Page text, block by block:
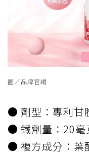
圖／品牌官網
● 劑型：專利甘
● 鐵劑量：20毫
● 複方成分：葉